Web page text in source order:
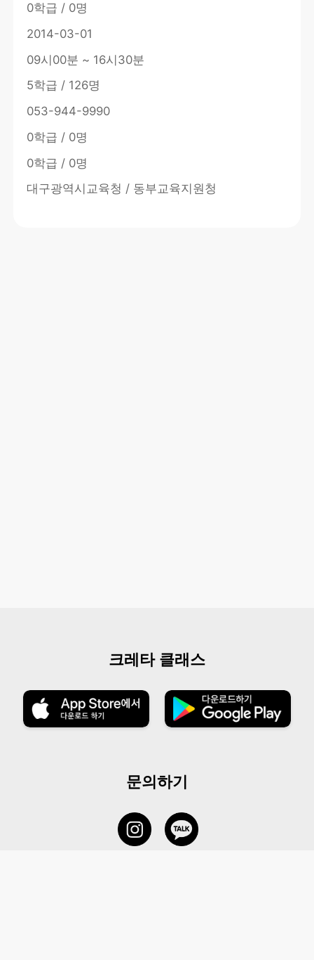
0학급 / 0명
2014-03-01
09시00분 ~ 16시30분
5학급 / 126명
053-944-9990
0학급 / 0명
0학급 / 0명
대구광역시교육청 / 동부교육지원청
크레타 클래스
문의하기